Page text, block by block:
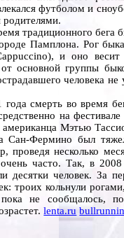
футболом и
традиционного бега
Памплона. Рог
и оно
основной группы
человека
смерть во время
на
американца Мэтью
Сан-Фермино был
проведя несколько
часто. Так, в
десятки человек. За
троих кольнули
не сообщалось,
lenta.ru